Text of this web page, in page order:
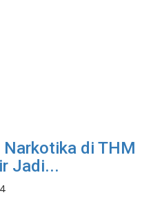
Narkotika di THM
Jadi...